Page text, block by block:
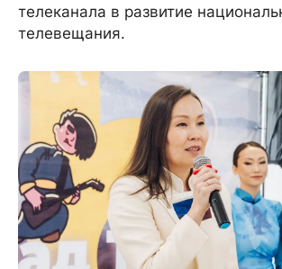
телеканала в развитие
телевещания.